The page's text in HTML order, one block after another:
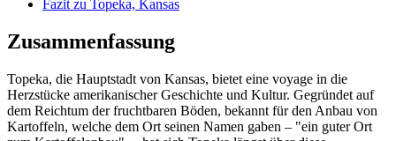
Fazit zu Topeka, Kansas
Zusammenfassung
Topeka, die Hauptstadt von Kansas, bietet eine voyage in die
Herzstücke amerikanischer Geschichte und Kultur. Gegründet auf
dem Reichtum der fruchtbaren Böden, bekannt für den Anbau von
Kartoffeln, welche dem Ort seinen Namen gaben – "ein guter Ort